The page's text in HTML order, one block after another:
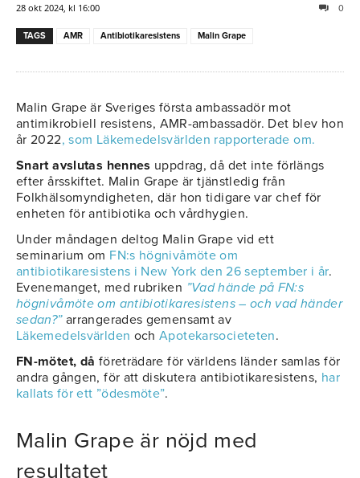
28 okt 2024, kl 16:00 0
TAGS AMR Antibiotikaresistens Malin Grape
Malin Grape är Sveriges första ambassadör mot
antimikrobiell resistens, AMR-ambassadör. Det blev hon
år 2022, som Läkemedelsvärlden rapporterade om.
Snart avslutas hennes uppdrag, då det inte förlängs
efter årsskiftet. Malin Grape är tjänstledig från
Folkhälsomyndigheten, där hon tidigare var chef för
enheten för antibiotika och vårdhygien.
Under måndagen deltog Malin Grape vid ett
seminarium om FN:s högnivåmöte om
antibiotikaresistens i New York den 26 september i år.
Evenemanget, med rubriken ”Vad hände på FN:s
högnivåmöte om antibiotikaresistens – och vad händer
sedan?”arrangerades gemensamt av
Läkemedelsvärlden ochApotekarsocieteten.
FN-mötet, då företrädare för världens länder samlas för
andra gången, för att diskutera antibiotikaresistens, har
kallats för ett ”ödesmöte”.
Malin Grape är nöjd med
resultatet